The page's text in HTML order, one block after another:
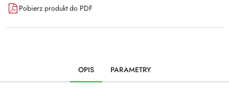
Pobierz produkt do PDF
OPIS PARAMETRY